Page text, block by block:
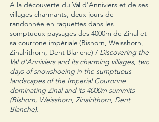
A la découverte du Val d'Anniviers et de ses
villages charmants, deux jours de
randonnée en raquettes dans les
somptueux paysages des 4000m de Zinal et
sa courrone impériale (Bishorn, Weisshorn,
Zinalrithorn, Dent Blanche) / Discovering the
Val d'Anniviers and its charming villages, two
days of snowshoeing in the sumptuous
landscapes of the Imperial Couronne
dominating Zinal and its 4000m summits
(Bishorn, Weisshorn, Zinalrithorn, Dent
Blanche).